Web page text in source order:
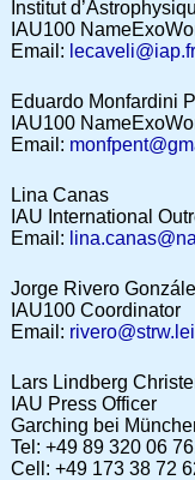
Institut
IAU100
Email: lecaveli@iap.fr
Eduardo Monfardini
IAU100
Email:
Lina Canas
IAU International
Email:
Jorge Rivero
IAU100 Coordinator
Email:
Lars Lindberg
IAU Press Officer
Garching bei
Tel: +49 89 320 06
Cell: +49 173 38 72